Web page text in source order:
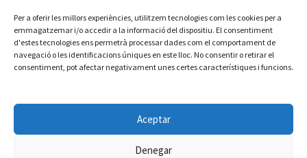
Per a oferir les millors experiències, utilitzem tecnologies com les cookies per a
emmagatzemar i/o accedir a la informació del dispositiu. El consentiment
d'estes tecnologies ens permetrà processar dades com el comportament de
navegació o les identificacions úniques en este lloc. No consentir o retirar el
consentiment, pot afectar negativament unes certes característiques i funcions.
Aceptar
Denegar